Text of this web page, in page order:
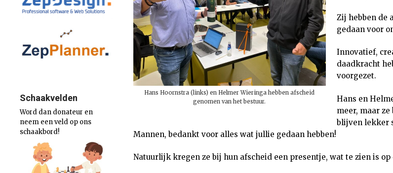
Hans Hoornstra (links) en Helmer Wieringa hebben afscheid
genomen van het bestuur.
Zij hebben de
gedaan voor
Innovatief,
daadkracht
voorgezet.
Hans en
meer, maar
blijven lekker
Mannen, bedankt voor alles wat jullie gedaan hebben!
Natuurlijk kregen ze bij hun afscheid een presentje, wat te zien is op
Schaakvelden
Word dan donateur en
neem een veld op ons
schaakbord!